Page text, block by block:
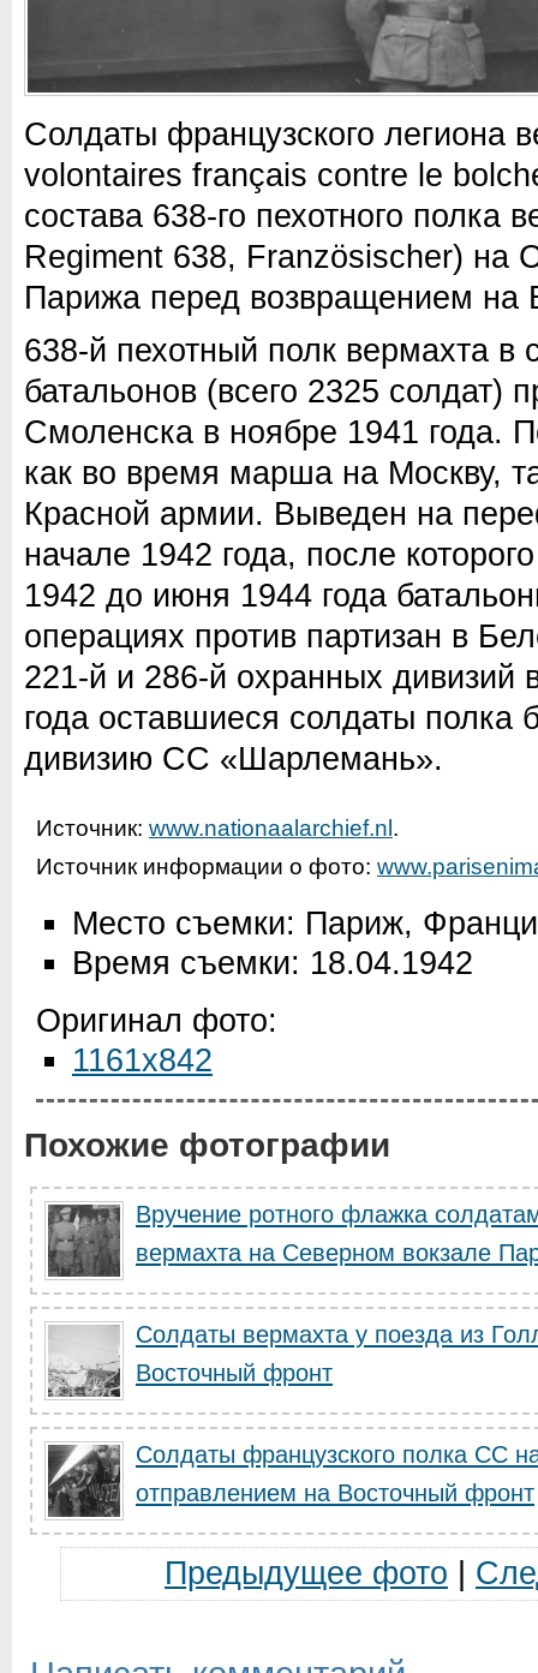
Солдаты французского легиона
volontaires français contre le
состава 638-го пехотного полка
Regiment 638, Französischer) на
Парижа перед возвращением на
638-й пехотный полк вермахта в
батальонов (всего 2325 солдат)
Смоленска в ноябре 1941 года.
как во время марша на Москву,
Красной армии. Выведен на
начале 1942 года, после
1942 до июня 1944 года
операциях против партизан в
221-й и 286-й охранных дивизий
года оставшиеся солдаты полка
дивизию СС «Шарлемань».
Источник: www.nationaalarchief.nl .
Источник информации о фото:
Место съемки: Париж,
Время съемки: 18.04.1942
Оригинал фото:
1161x842
Похожие фотографии
Вручение ротного флажка
вермахта на Северном вокзале
Cолдаты вермахта у поезда из
Восточный фронт
Солдаты французского полка СС
отправлением на Восточный фронт
Предыдущее фото